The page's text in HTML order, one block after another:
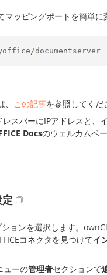
ッピングポートを簡単に
/documentserver
この記事を参照してくだ
スバーにIPアドレスと、
Docsのウェルカムペ
ションを選択します。
コネクタを見つけてイ
ューの管理者セクションで